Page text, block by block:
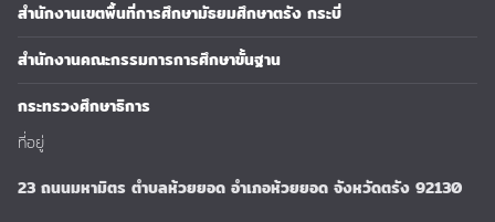
สำนักงานเขตพื้นที่การศึกษามัธยมศึกษาตรัง กระบี่
สำนักงานคณะกรรมการการศึกษาขั้นฐาน
กระทรวงศึกษาธิการ
ที่อยู่
23 ถนนมหามิตร ตำบลห้วยยอด อำเภอห้วยยอด จังหวัดตรัง 92130